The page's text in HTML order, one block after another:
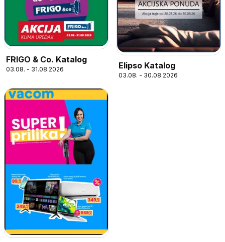
FRIGO & Co. Katalog
03.08. - 31.08.2026 Elipso Katalog
03.08. - 30.08.2026